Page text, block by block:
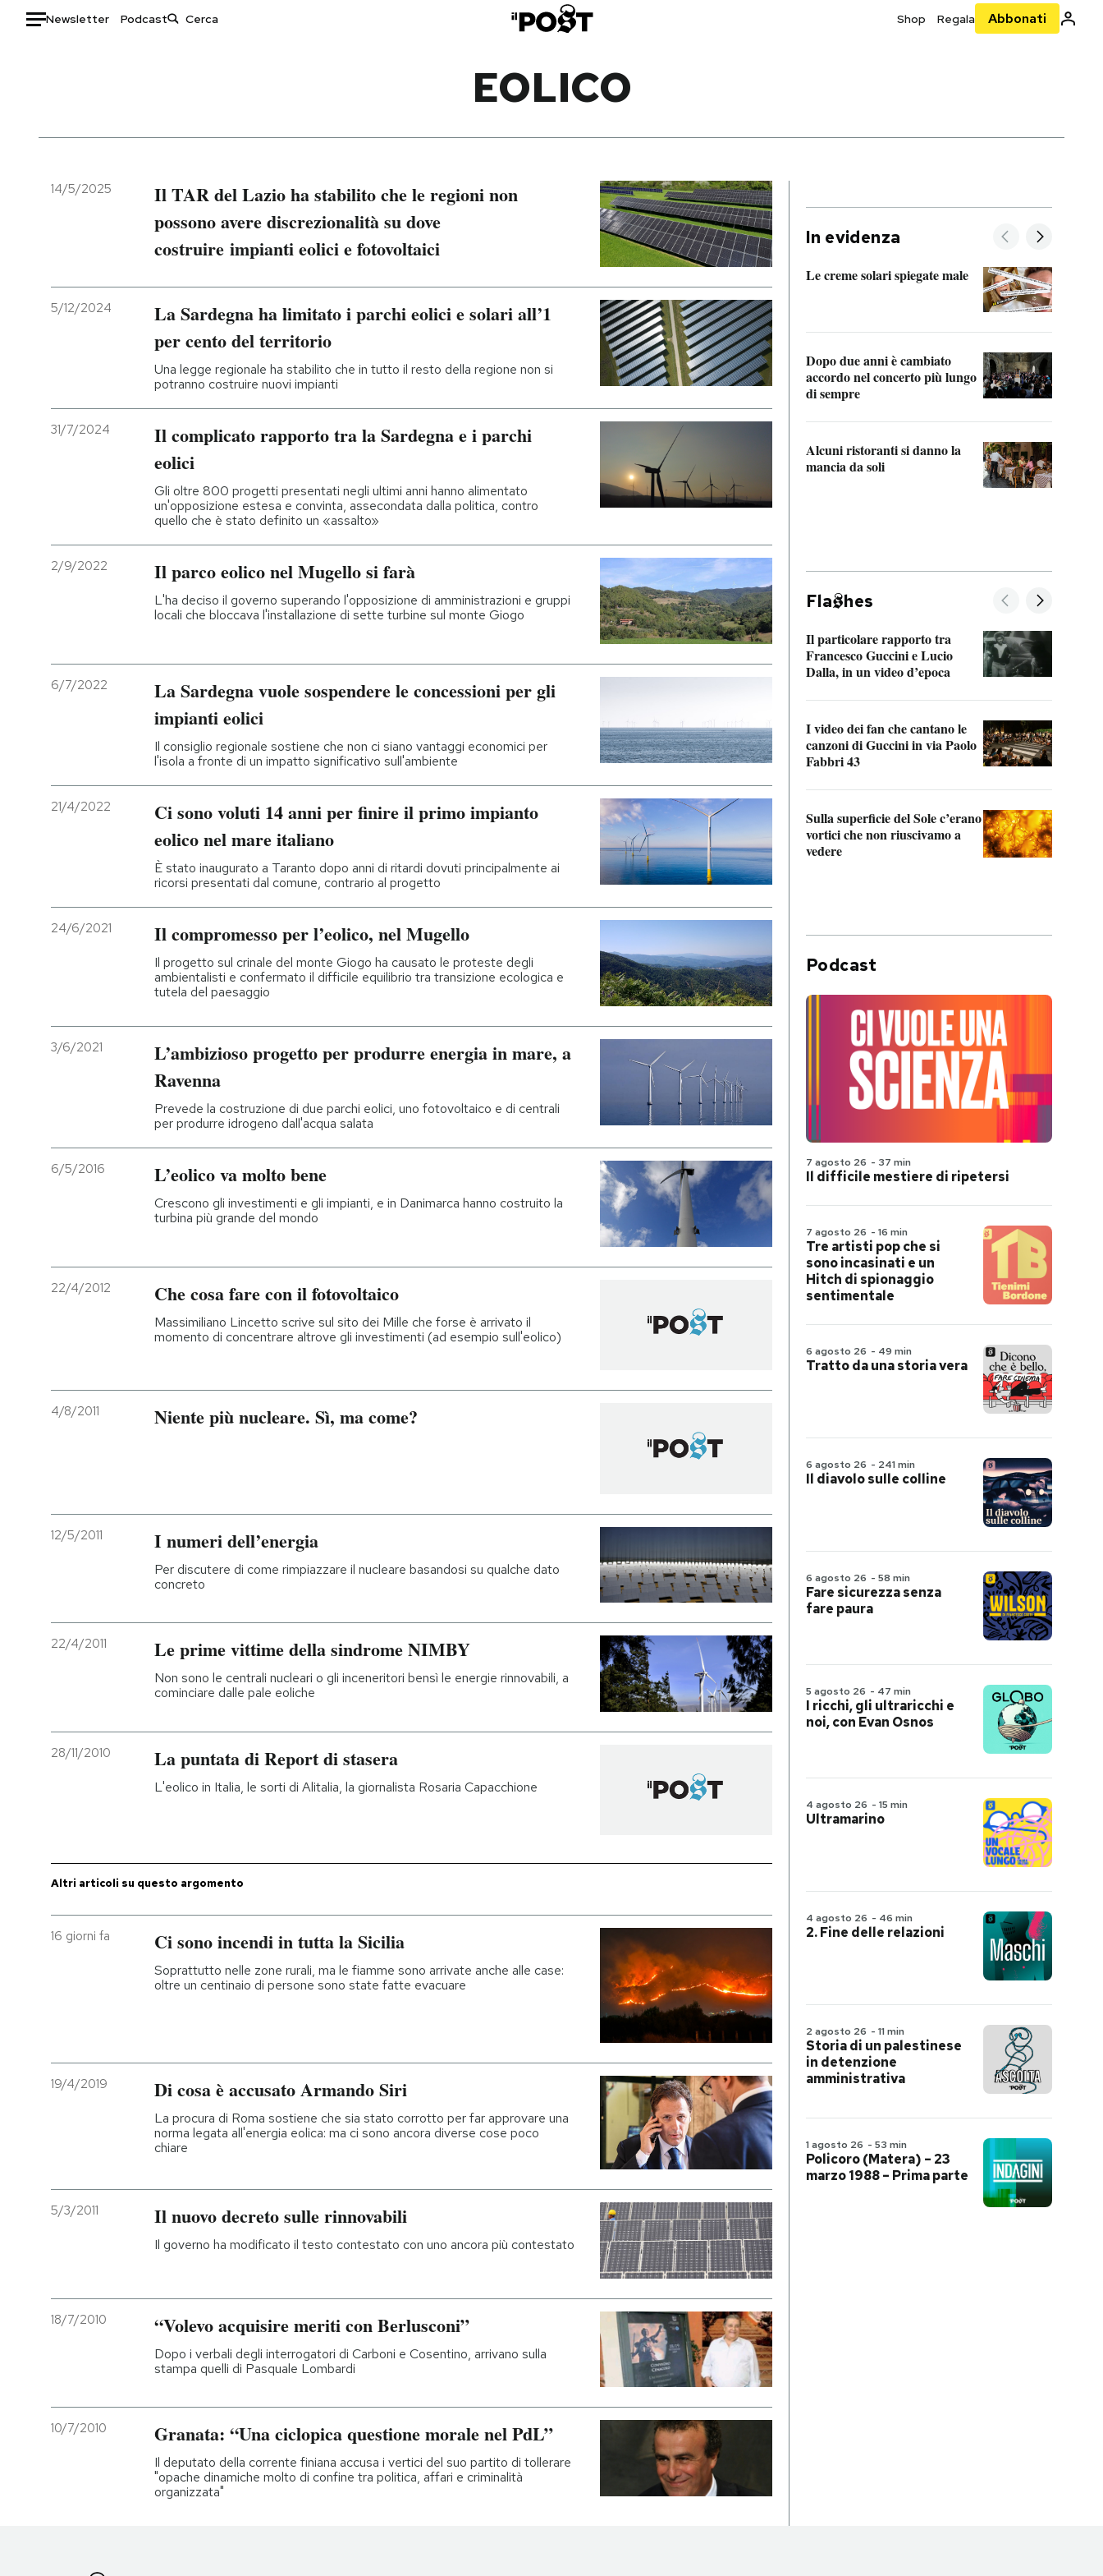
Newsletter Podcast Shop Regala Abbonati
Italia
Politica
Economia
Moda
Ok Boomer!
Media
Mondiali calcio 2026
I MIEI PREFERITI
SHOP
EOLICO
14/5/2025
Il TAR del Lazio ha stabilito che le regioni non
possono avere discrezionalità su dove
costruire impianti eolici e fotovoltaici
5/12/2024
La Sardegna ha limitato i parchi eolici e solari all’1
per cento del territorio
Una legge regionale ha stabilito che in tutto il resto della regione non si
potranno costruire nuovi impianti
31/7/2024
Il complicato rapporto tra la Sardegna e i parchi
eolici
Gli oltre 800 progetti presentati negli ultimi anni hanno alimentato
un'opposizione estesa e convinta, assecondata dalla politica, contro
quello che è stato definito un «assalto»
2/9/2022 Il parco eolico nel Mugello si farà
L'ha deciso il governo superando l'opposizione di amministrazioni e gruppi
locali che bloccava l'installazione di sette turbine sul monte Giogo
6/7/2022
La Sardegna vuole sospendere le concessioni per gli
impianti eolici
Il consiglio regionale sostiene che non ci siano vantaggi economici per
l'isola a fronte di un impatto significativo sull'ambiente
21/4/2022
Ci sono voluti 14 anni per finire il primo impianto
eolico nel mare italiano
È stato inaugurato a Taranto dopo anni di ritardi dovuti principalmente ai
ricorsi presentati dal comune, contrario al progetto
24/6/2021 Il compromesso per l’eolico, nel Mugello
Il progetto sul crinale del monte Giogo ha causato le proteste degli
ambientalisti e confermato il difficile equilibrio tra transizione ecologica e
tutela del paesaggio
3/6/2021
L’ambizioso progetto per produrre energia in mare, a
Ravenna
Prevede la costruzione di due parchi eolici, uno fotovoltaico e di centrali
per produrre idrogeno dall'acqua salata
6/5/2016 L’eolico va molto bene
Crescono gli investimenti e gli impianti, e in Danimarca hanno costruito la
turbina più grande del mondo
22/4/2012 Che cosa fare con il fotovoltaico
Massimiliano Lincetto scrive sul sito dei Mille che forse è arrivato il
momento di concentrare altrove gli investimenti (ad esempio sull'eolico)
4/8/2011 Niente più nucleare. Sì, ma come?
12/5/2011 I numeri dell’energia
Per discutere di come rimpiazzare il nucleare basandosi su qualche dato
concreto
22/4/2011 Le prime vittime della sindrome NIMBY
Non sono le centrali nucleari o gli inceneritori bensì le energie rinnovabili, a
cominciare dalle pale eoliche
28/11/2010 La puntata di Report di stasera
L'eolico in Italia, le sorti di Alitalia, la giornalista Rosaria Capacchione
Altri articoli su questo argomento
16 giorni fa Ci sono incendi in tutta la Sicilia
Soprattutto nelle zone rurali, ma le fiamme sono arrivate anche alle case:
oltre un centinaio di persone sono state fatte evacuare
19/4/2019 Di cosa è accusato Armando Siri
La procura di Roma sostiene che sia stato corrotto per far approvare una
norma legata all'energia eolica: ma ci sono ancora diverse cose poco
chiare
5/3/2011 Il nuovo decreto sulle rinnovabili
Il governo ha modificato il testo contestato con uno ancora più contestato
18/7/2010 “Volevo acquisire meriti con Berlusconi”
Dopo i verbali degli interrogatori di Carboni e Cosentino, arrivano sulla
stampa quelli di Pasquale Lombardi
10/7/2010 Granata: “Una ciclopica questione morale nel PdL”
Il deputato della corrente finiana accusa i vertici del suo partito di tollerare
"opache dinamiche molto di confine tra politica, affari e criminalità
organizzata"
In evidenza
Le creme solari spiegate male
Dopo due anni è cambiato
accordo nel concerto più lungo
di sempre
Alcuni ristoranti si danno la
mancia da soli
Fla hes
Il particolare rapporto tra
Francesco Guccini e Lucio
Dalla, in un video d’epoca
I video dei fan che cantano le
canzoni di Guccini in via Paolo
Fabbri 43
Sulla superficie del Sole c’erano
vortici che non riuscivamo a
vedere
Podcast
7 agosto 26 - 37 min
Il difficile mestiere di ripetersi
7 agosto 26 - 16 min
Tre artisti pop che si
sono incasinati e un
Hitch di spionaggio
sentimentale
6 agosto 26 - 49 min
Tratto da una storia vera
6 agosto 26 - 241 min
Il diavolo sulle colline
6 agosto 26 - 58 min
Fare sicurezza senza
fare paura
5 agosto 26 - 47 min
I ricchi, gli ultraricchi e
noi, con Evan Osnos
4 agosto 26 - 15 min
Ultramarino
4 agosto 26 - 46 min
2. Fine delle relazioni
2 agosto 26 - 11 min
Storia di un palestinese
in detenzione
amministrativa
1 agosto 26 - 53 min
Policoro (Matera) – 23
marzo 1988 – Prima parte